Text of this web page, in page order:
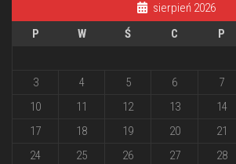
sierpień 2026
P
W Ś C P
3
4 5 6 7
10
11 12 13 14
17
18 19 20 21
24
25 26 27 28